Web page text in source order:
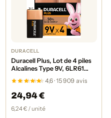
DURACELL
Duracell Plus, Lot de 4 piles
Alcalines Type 9V, 6LR61
4,6 · 15 909 avis
24,94 €
6,24 € / unité